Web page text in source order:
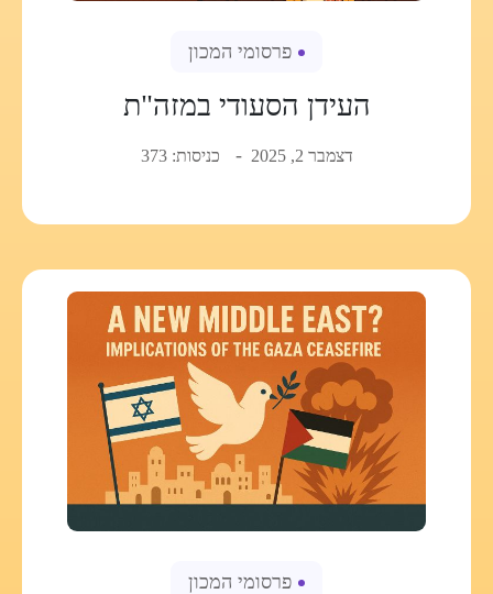
פרסומי המכון
העידן הסעודי במזה"ת
דצמבר 2, 2025 כניסות: 373
פרסומי המכון